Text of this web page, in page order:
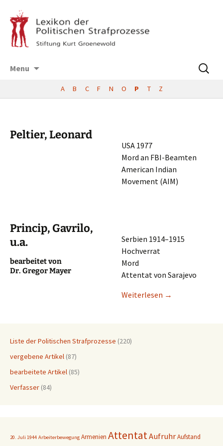
Menu
content
Suchen
nach:
A B C F N O P T Z
Peltier, Leonard
USA 1977
Mord an FBI-Beamten
Ameri­can Indian
Movement (AIM)
Princip, Gavrilo,
u.a.
bearbei­tet von
Dr. Gregor Mayer
Serbi­en 1914–1915
Hochverrat
Mord
Atten­tat von Sarajevo
Weiter­le­sen →
Liste der Politischen Strafprozesse (220)
vergebene Artikel (87)
bearbeitete Artikel (85)
Verfasser (84)
20. Juli 1944 Arbeiterbewegung Armenien AttentatAufruhrAufstand